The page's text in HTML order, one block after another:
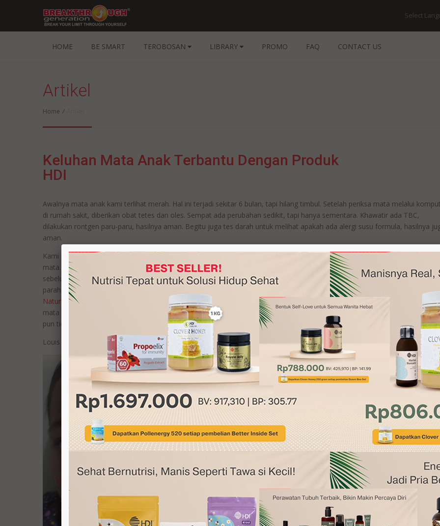
Select
HOME BE SMART TEROBOSAN LIBRARY PROMO FAQ CONTACT US
Artikel
Home /
Keluhan Mata Anak Terbantu Dengan Produk
HDI
Awalnya mata anak kami terlihat merah. Hal ini terjadi sekitar 6 bulan, tapi hilang timbul. Setelah periksa mata melalui
di rumah sakit, diberikan obat tetes dan oles. Sempat ada perubahan sedikit, tapi hanya sementara. Khawatir ada TBC,
dilakukan rontgen paru-paru, hasilnya aman. Begitu juga tes darah untuk melihat apakah ada alergi susu formula, hasilnya
aman.
Kami pindah ke rumah sakit mata lain, hasilnya sama, hanya dikatakan alergi, dan diberikan obat tetes serta oles di sekitar
mata. Namun, tak kunjung sembuh, malah mata anak kami tetap merah dan mengecil. Kami pun kembali lagi ke rumah sakit
sebelumnya dan direkomendasikan kebagian spesialis mata khusus. Namun, karena saat itu, Oktober 2020, pandemi
parah, kami tunda pengobatannya. Hingga akhirnya saya ikhtiar rutin memberikan
HDI Kids Honey Bee Pollens
HDI
Naturals Clover Honey
(pagi dan sore), serta danHDI Kids Kids 3
(sore). Sekitar 3 bulan konsumsi mulai terlihat perubahan,
mata tidak merah dan ukurannya kembali normal. Hingga sekarang anak kami masih rutin konsumsi produk HDI, keluhannya
pun tidak muncul lagi. Puji Tuhan.
Louis C.P Sitanggang 5 Tahun Jakarta